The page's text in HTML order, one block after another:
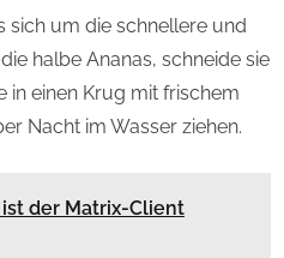
sich um die schnellere und
halbe Ananas, schneide sie
in einen Krug mit frischem
Nacht im Wasser ziehen.
ist der Matrix-Client